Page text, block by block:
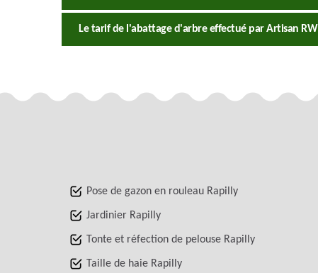
Le tarif de l'abattage d'arbre effectué par Artisan RW
Pose de gazon en rouleau Rapilly
Jardinier Rapilly
Tonte et réfection de pelouse Rapilly
Taille de haie Rapilly